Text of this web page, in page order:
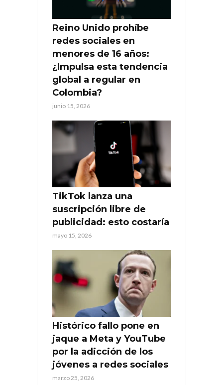
Reino Unido prohíbe
redes sociales en
menores de 16 años:
¿Impulsa esta tendencia
global a regular en
Colombia?
junio 15, 2026
TikTok lanza una
suscripción libre de
publicidad: esto costaría
mayo 15, 2026
Histórico fallo pone en
jaque a Meta y YouTube
por la adicción de los
jóvenes a redes sociales
marzo 25, 2026